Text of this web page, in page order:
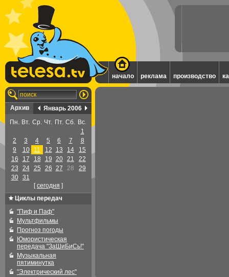
начало реклама производство
Архив
Январь 2006
Пн. Вт. Ср. Чт. Пт. Сб. Вс.
1
2
3 4 5 6 7
8
9
10 11 12 13 14
15
16
17 18 19 20 21
22
23
24 25 26 27 28
29
30
31
[cегодня ]
Циклы передач
"Пиф и Паф"
Мультфильмы
Прогноз погоды
Юмористическая
передача "ЗаШиБиСь!"
Музыкальная
пятиминутка
"Электрический лес"